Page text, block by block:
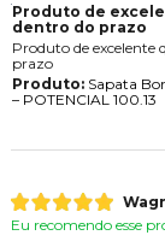
Produto de
dentro do prazo
Produto de excelente
prazo
Produto:Sapata
– POTENCIAL 100.13
Eu recomendo esse